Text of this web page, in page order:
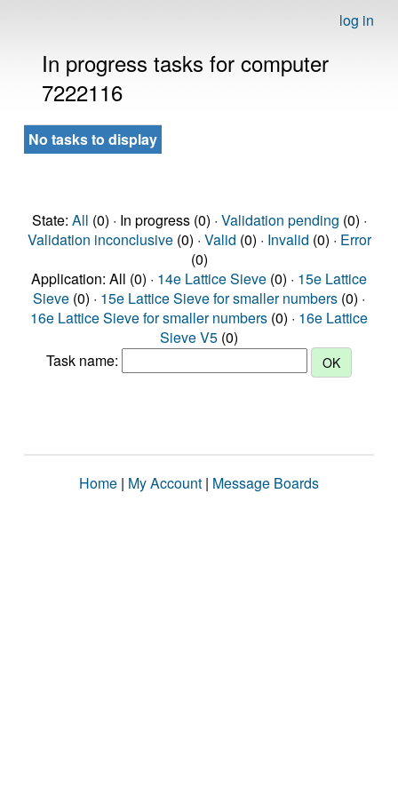
log in
In progress tasks for computer
7222116
No tasks to display
State: All (0) · In progress (0) · Validation pending (0) ·
Validation inconclusive(0) · Valid (0) · Invalid (0) · Error
(0)
Application: All (0) · 14e Lattice Sieve (0) · 15e Lattice
Sieve (0) · 15e Lattice Sieve for smaller numbers (0) ·
16e Lattice Sieve for smaller numbers (0) · 16e Lattice
Sieve V5 (0)
Task name:
Home | My Account | Message Boards